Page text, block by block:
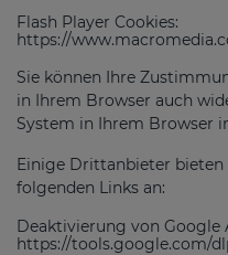
Flash Player Cookies:
https://
Sie können Ihre
in Ihrem Browser auch
System in Ihrem Browser
Einige Drittanbieter
folgenden Links an:
Deaktivierung von Google
https://tools.google.com/